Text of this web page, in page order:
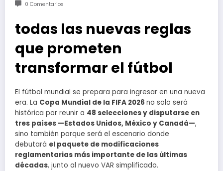
0 Comentarios
todas las nuevas reglas
que prometen
transformar el fútbol
El fútbol mundial se prepara para ingresar en una nueva
era. La Copa Mundial de la FIFA 2026 no solo será
histórica por reunir a 48 selecciones y disputarse en
tres países —Estados Unidos, México y Canadá—,
sino también porque será el escenario donde
debutará el paquete de modificaciones
reglamentarias más importante de las últimas
décadas, junto al nuevo VAR simplificado.